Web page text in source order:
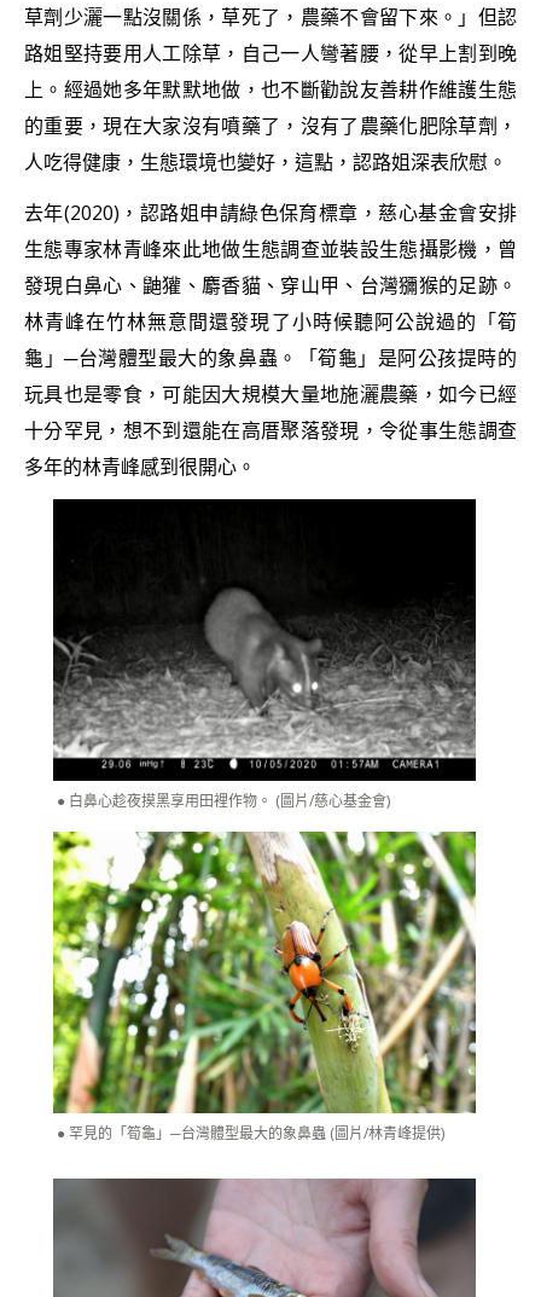
草劑少灑一點沒關係，草死了，農藥不會留下來。」但認
路姐堅持要用人工除草，自己一人彎著腰，從早上割到晚
上。經過她多年默默地做，也不斷勸說友善耕作維護生態
的重要，現在大家沒有噴藥了，沒有了農藥化肥除草劑，
人吃得健康，生態環境也變好，這點，認路姐深表欣慰。
去年(2020)，認路姐申請綠色保育標章，慈心基金會安排
生態專家林青峰來此地做生態調查並裝設生態攝影機，曾
發現白鼻心、鼬獾、麝香貓、穿山甲、台灣獼猴的足跡。
林青峰在竹林無意間還發現了小時候聽阿公說過的「筍
龜」─台灣體型最大的象鼻蟲。「筍龜」是阿公孩提時的
玩具也是零食，可能因大規模大量地施灑農藥，如今已經
十分罕見，想不到還能在高厝聚落發現，令從事生態調查
多年的林青峰感到很開心。
白鼻心趁夜摸黑享用田裡作物。 (圖片/慈心基金會)
罕見的「筍龜」─台灣體型最大的象鼻蟲 (圖片/林青峰提供)